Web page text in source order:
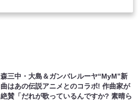
森三中・大島＆ガンバレルーヤ“MyM”新
曲はあの伝説アニメとのコラボ! 作曲家が
絶賛「だれが歌っているんですか? 素晴ら